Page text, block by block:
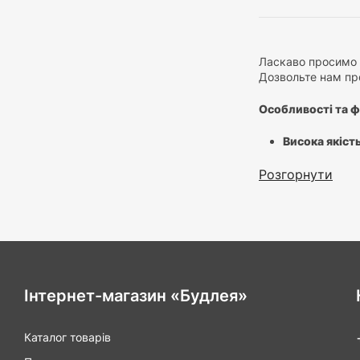
Ласкаво просимо
Дозвольте нам
Особливості та
Висока
Ефективна
Особлива
Простота
Розгорнути
Інтернет-магазин «Будлея»
Каталог товарів